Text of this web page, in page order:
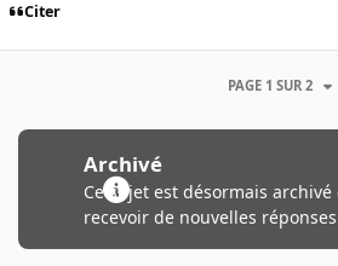
Citer
PAGE 1 SUR 2
Archivé
Ce sujet est désormais
recevoir de nouvelles